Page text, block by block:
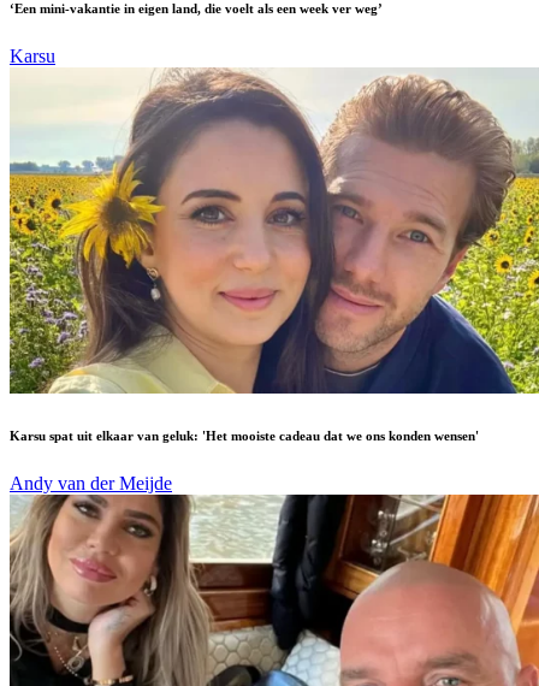
‘Een mini-vakantie in eigen land, die voelt als een week ver weg’
Karsu
Karsu spat uit elkaar van geluk: 'Het mooiste cadeau dat we ons konden wensen'
Andy van der Meijde